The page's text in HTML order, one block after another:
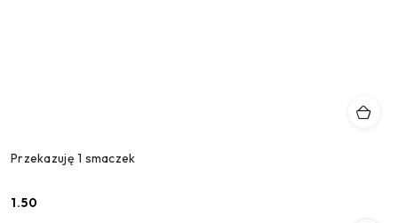
Przekazuję 1 smaczek
Cena:
1.50